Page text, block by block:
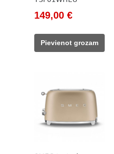
Original
was:
171,00 €.
149,00 €Current
149,00 €.
Pievienot grozam